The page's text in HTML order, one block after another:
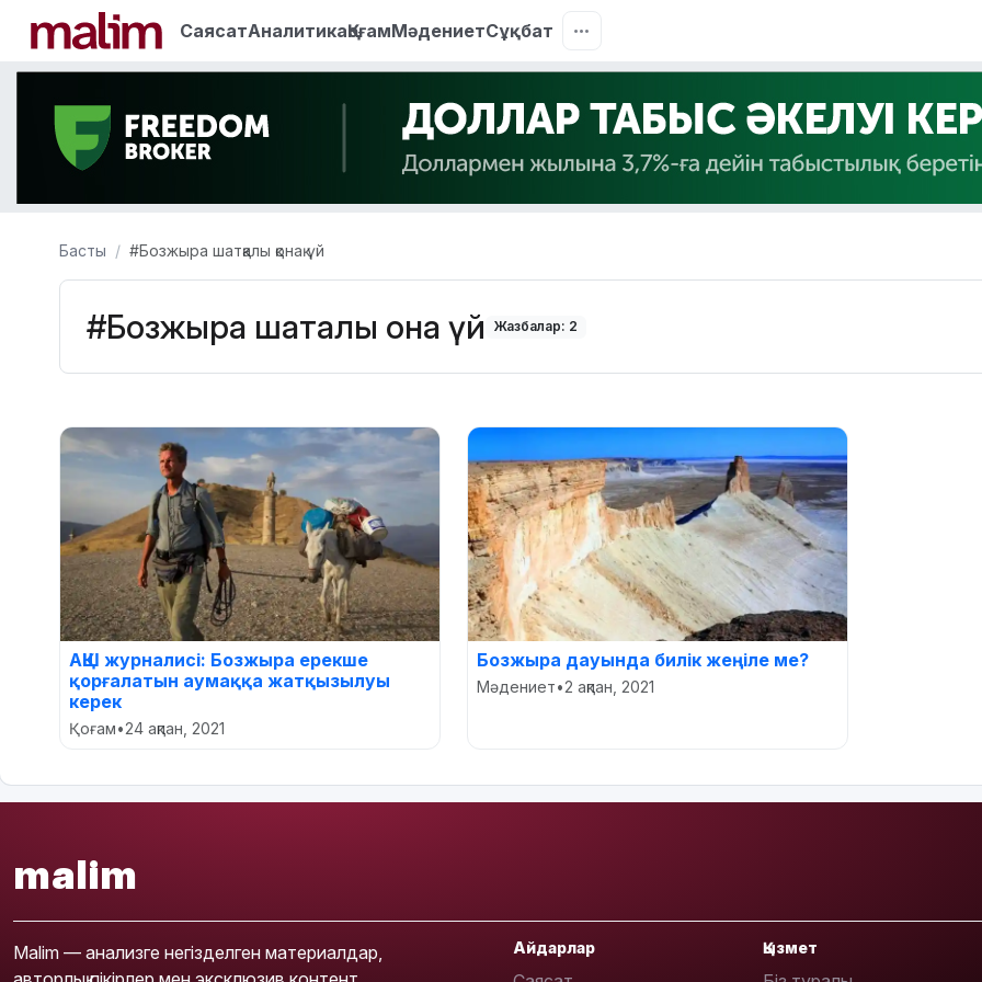
СаясатАналитикаҚоғамМәдениетСұқбат
Басты #Бозжыра шатқалы қонақ үй
#Бозжыра шатқалы қонақ үй Жазбалар: 2
АҚШ журналисі: Бозжыра ерекше
қорғалатын аумаққа жатқызылуы
керек
Қоғам•24 ақпан, 2021
Бозжыра дауында билік жеңіле ме?
Мәдениет•2 ақпан, 2021
malim
Malim — анализге негізделген материалдар,
Айдарлар Қызмет